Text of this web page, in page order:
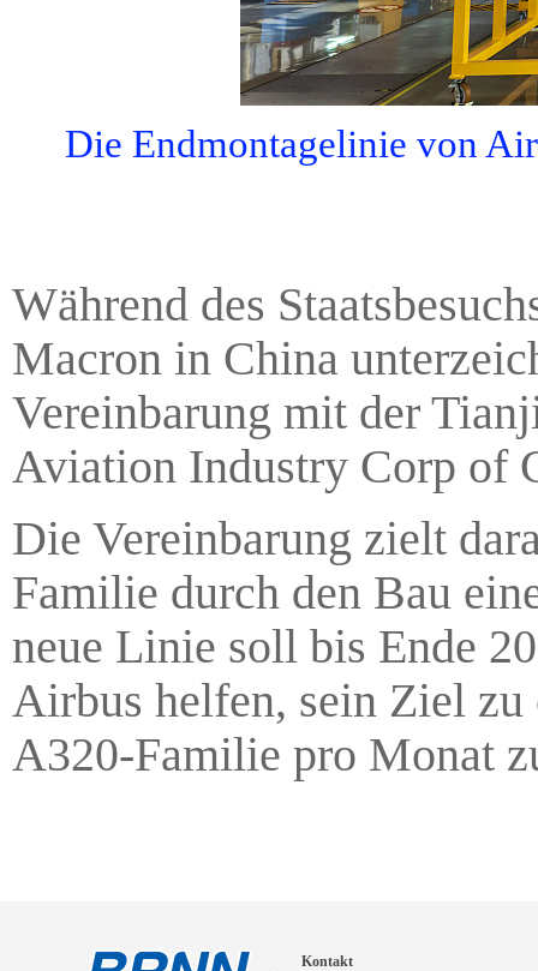
Die Endmontagelinie von
Während des
Macron in China
Vereinbarung mit der
Aviation Industry Corp of
Die Vereinbarung zielt
Familie durch den Bau
neue Linie soll bis Ende
Airbus helfen, sein Ziel
A320-Familie pro Monat
Kontakt